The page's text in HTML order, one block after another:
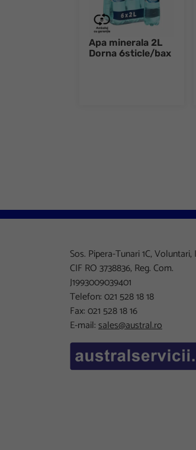
Apa minerala 2L
Dorna 6sticle/bax
Sos. Pipera-Tunari 1C, Voluntari,
CIF RO 3738836, Reg. Com.
J1993009039401
Telefon: 021 528 18 18
Fax: 021 528 18 16
E-mail:sales@austral.ro